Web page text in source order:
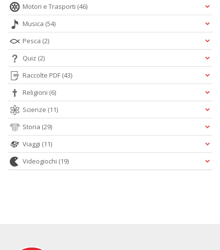
Motori e Trasporti (46)
Musica (54)
Pesca (2)
Quiz (2)
Raccolte PDF (43)
Religioni (6)
Scienze (11)
Storia (29)
Viaggi (11)
Videogiochi (19)